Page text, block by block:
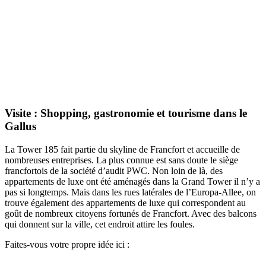
Visite : Shopping, gastronomie et tourisme dans le
Gallus
La Tower 185 fait partie du skyline de Francfort et accueille de
nombreuses entreprises. La plus connue est sans doute le siège
francfortois de la société d’audit PWC. Non loin de là, des
appartements de luxe ont été aménagés dans la Grand Tower il n’y a
pas si longtemps. Mais dans les rues latérales de l’Europa-Allee, on
trouve également des appartements de luxe qui correspondent au
goût de nombreux citoyens fortunés de Francfort. Avec des balcons
qui donnent sur la ville, cet endroit attire les foules.
Faites-vous votre propre idée ici :